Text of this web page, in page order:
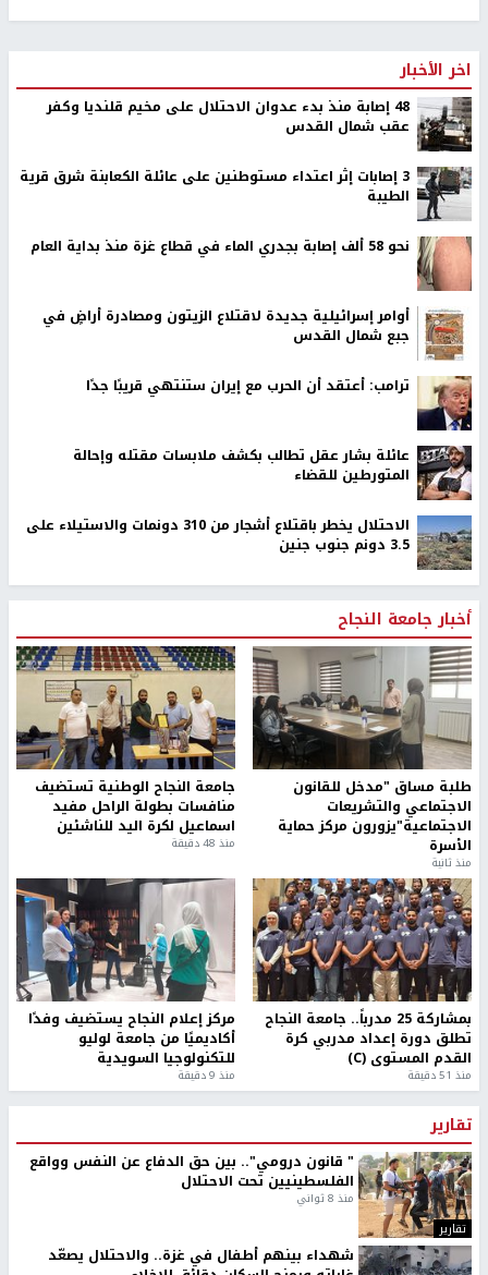
اخر الأخبار
48 إصابة منذ بدء عدوان الاحتلال على مخيم قلنديا وكفر
عقب شمال القدس
‏3 إصابات إثر اعتداء مستوطنين على عائلة الكعابنة شرق قرية
الطيبة
نحو 58 ألف إصابة بجدري الماء في قطاع غزة منذ بداية العام
أوامر إسرائيلية جديدة لاقتلاع الزيتون ومصادرة أراضٍ في
جبع شمال القدس
ترامب: أعتقد أن الحرب مع إيران ستنتهي قريبًا جدًا
عائلة بشار عقل تطالب بكشف ملابسات مقتله وإحالة
المتورطين للقضاء
الاحتلال يخطر باقتلاع أشجار من 310 دونمات والاستيلاء على
3.5 دونم جنوب جنين
أخبار جامعة النجاح
طلبة مساق "مدخل للقانون
الاجتماعي والتشريعات
الاجتماعية"يزورون مركز حماية
الأسرة
منذ ثانية
جامعة النجاح الوطنية تستضيف
منافسات بطولة الراحل مفيد
اسماعيل لكرة اليد للناشئين
منذ 48 دقيقة
بمشاركة 25 مدرباً.. جامعة النجاح
تطلق دورة إعداد مدربي كرة
القدم المستوى (C)
منذ 51 دقيقة
مركز إعلام النجاح يستضيف وفدًا
أكاديميًا من جامعة لوليو
للتكنولوجيا السويدية
منذ 9 دقيقة
تقارير
تقارير
" قانون درومي".. بين حق الدفاع عن النفس وواقع
الفلسطينيين تحت الاحتلال
منذ 8 ثواني
شهداء بينهم أطفال في غزة.. والاحتلال يصعّد